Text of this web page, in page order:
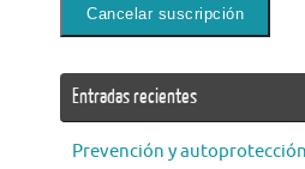
Entradas recientes
Prevención y